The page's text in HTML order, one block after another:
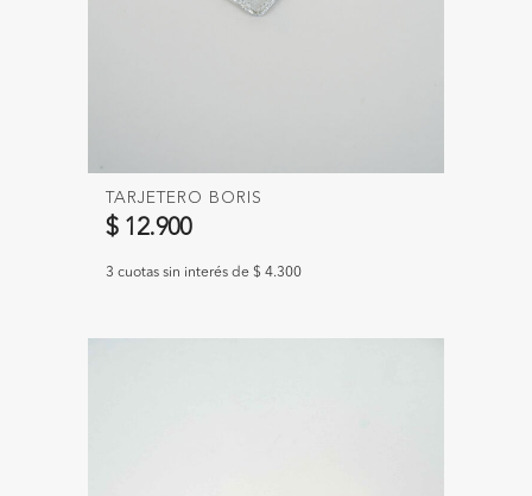
TARJETERO BORIS
$ 12.900
3 cuotas sin interés de $ 4.300